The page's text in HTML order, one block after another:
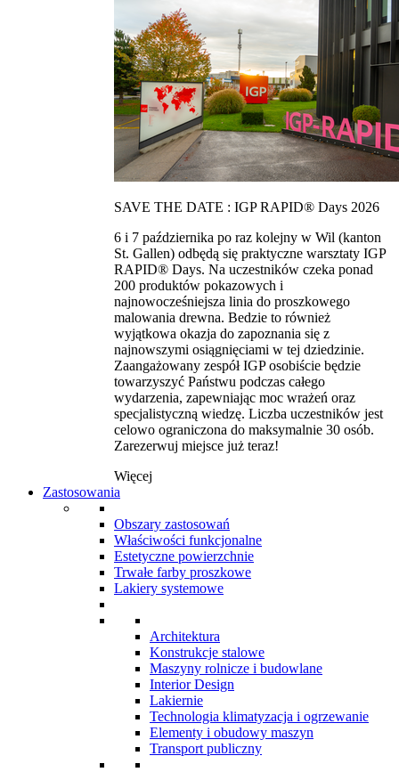
SAVE THE DATE : IGP RAPID® Days 2026
6 i 7 października po raz kolejny w Wil (kanton
St. Gallen) odbędą się praktyczne warsztaty IGP
RAPID® Days. Na uczestników czeka ponad
200 produktów pokazowych i
najnowocześniejsza linia do proszkowego
malowania drewna. Bedzie to również
wyjątkowa okazja do zapoznania się z
najnowszymi osiągnięciami w tej dziedzinie.
Zaangażowany zespół IGP osobiście będzie
towarzyszyć Państwu podczas całego
wydarzenia, zapewniając moc wrażeń oraz
specjalistyczną wiedzę. Liczba uczestników jest
celowo ograniczona do maksymalnie 30 osób.
Zarezerwuj miejsce już teraz!
Więcej
Zastosowania
Obszary zastosowań
Właściwości funkcjonalne
Estetyczne powierzchnie
Trwałe farby proszkowe
Lakiery systemowe
Architektura
Konstrukcje stalowe
Maszyny rolnicze i budowlane
Interior Design
Lakiernie
Technologia klimatyzacja i ogrzewanie
Elementy i obudowy maszyn
Transport publiczny